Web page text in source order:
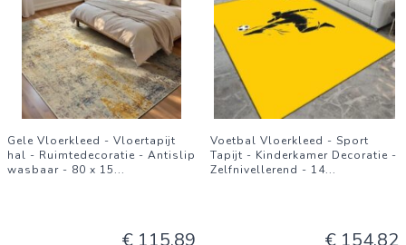
Gele Vloerkleed - Vloertapijt
hal - Ruimtedecoratie - Antislip
wasbaar - 80 x 15...
€ 115,89
Voetbal Vloerkleed - Sport
Tapijt - Kinderkamer Decoratie -
Zelfnivellerend - 14...
€ 154,82